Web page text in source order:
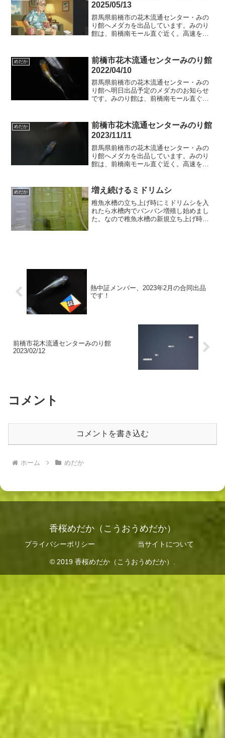
2025/05/13
群馬県前橋市の花木流通センター・みの
り館へメダカを出品しています。みのり
館は、前橋南モール直ぐ近く。高速を挟
トフリル体外光タイプの若魚など明日は
９時半頃に出品の予定で...
めだか
前橋市花木流通センターみのり館
2022/04/10
群馬県前橋市の花木流通センター・みの
り館へ明日出品予定のメダカのお知らせ
です。みのり館は、前橋南モール直ぐ近
チラメサファイア系マリアージュキッシ
ングワイドフィン墨武Ｍ...
めだか
前橋市花木流通センターみのり館
2023/11/11
群馬県前橋市の花木流通センター・みの
り館へメダカを出品しています。みのり
館は、前橋南モール直ぐ近く。高速を挟
行玉光合成細菌ゾウリムシ明日は9時～9
時半頃に出品の予定で...
めだか 増え続けるミドリムシ
稚魚水槽の立ち上げ時にミドリムシを入
れたら水槽内でバンバン増殖し始めまし
た。なので稚魚水槽の新規立ち上げ時は
熱中証メンバー、2023年2月の合同出品
です！
前橋市花木流通センターみのり館
2023/02/12
コメント
コメントを書き込む
ホーム めだか
香桜めだか（こうおうめだか）
プライバシーポリシー 当サイトについて
© 2019 香桜めだか（こうおうめだか）.